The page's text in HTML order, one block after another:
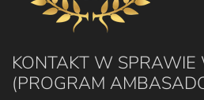
KONTAKT W SPRAWIE
(PROGRAM